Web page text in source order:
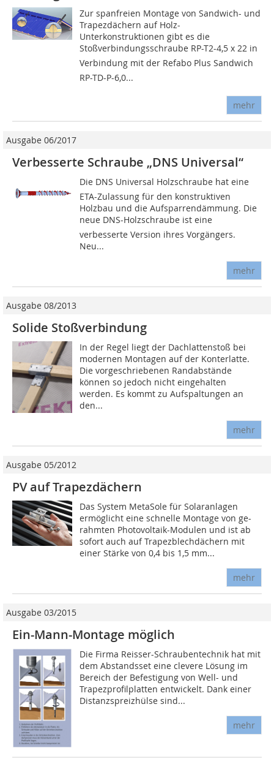
Zur spanfreien Montage von Sandwich- und
Trapezdächern auf Holz-
Unterkonstruktionen gibt es die
Stoßverbindungsschraube RP-T2-4,5 x 22 in
Verbindung mit der Refabo Plus Sandwich
RP-TD-P-6,0...
mehr
Ausgabe 06/2017
Verbesserte Schraube „DNS Universal“
Die DNS Universal Holzschraube hat eine
ETA-Zulassung für den konstruktiven
Holzbau und die Aufsparrendämmung. Die
neue DNS-Holzschraube ist eine
verbesserte Version ihres Vorgängers.
Neu...
mehr
Ausgabe 08/2013
Solide Stoßverbindung
In der Regel liegt der Dachlattenstoß bei
modernen Montagen auf der Konterlatte.
Die vorgeschriebenen Randabstände
können so jedoch nicht eingehalten
werden. Es kommt zu Aufspaltungen an
den...
mehr
Ausgabe 05/2012
PV auf Trapezdächern
Das System MetaSole für Solaranlagen
ermöglicht eine schnelle Montage von ge-
rahmten Photovoltaik-Modulen und ist ab
sofort auch auf Trapezblechdächern mit
einer Stärke von 0,4 bis 1,5 mm...
mehr
Ausgabe 03/2015
Ein-Mann-Montage möglich
Die Firma Reisser-Schraubentechnik hat mit
dem Abstandsset eine clevere Lösung im
Bereich der Befestigung von Well- und
Trapezprofilplatten entwickelt. Dank einer
Distanzspreizhülse sind...
mehr